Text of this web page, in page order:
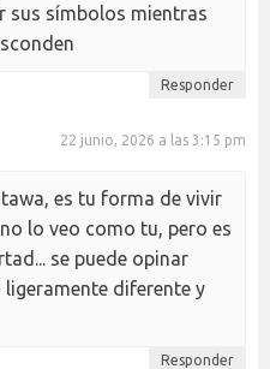
sus símbolos mientras
Responder
22 junio, 2026 a las 3:15 pm
es tu forma de vivir
lo veo como tu, pero es
se puede opinar
diferente y
Responder